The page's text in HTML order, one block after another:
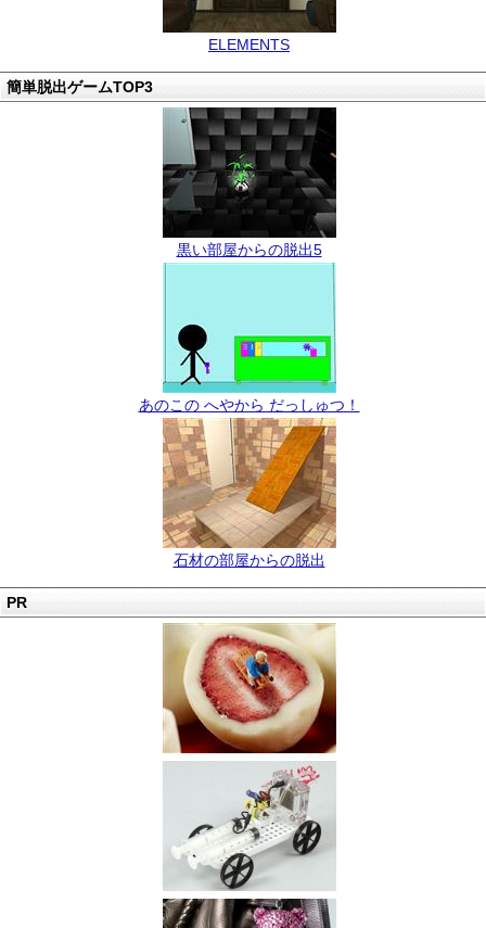
ELEMENTS
簡単脱出ゲームTOP3
黒い部屋からの脱出5
あのこの へやから だっしゅつ！
石材の部屋からの脱出
PR